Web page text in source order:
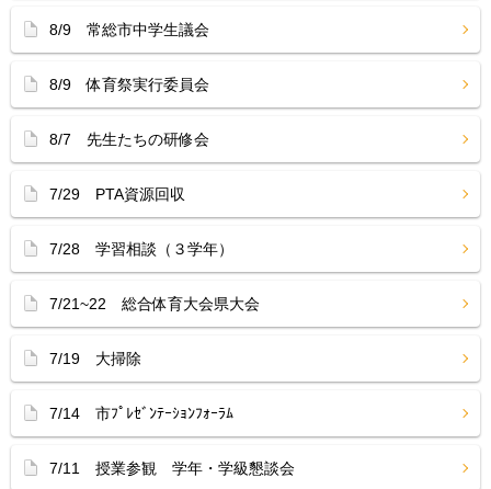
8/9 常総市中学生議会
8/9 体育祭実行委員会
8/7 先生たちの研修会
7/29 PTA資源回収
7/28 学習相談（３学年）
7/21~22 総合体育大会県大会
7/19 大掃除
7/14 市ﾌﾟﾚｾﾞﾝﾃｰｼｮﾝﾌｫｰﾗﾑ
7/11 授業参観 学年・学級懇談会